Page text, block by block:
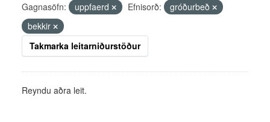
Gagnasöfn: uppfaerd Efnisorð:
gróðurbeð
bekkir
Takmarka leitarniðurstöður
Reyndu aðra leit.